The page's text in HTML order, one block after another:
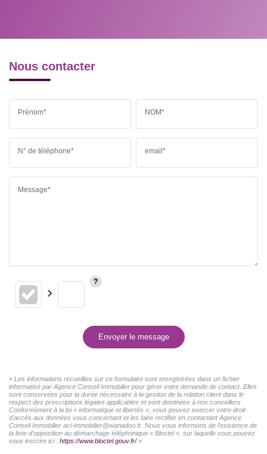
Nous contacter
Prénom* NOM*
N° de téléphone* email*
Message*
Envoyer le message
« Les informations recueillies sur ce formulaire sont enregistrées dans un fichier
informatisé par Agence Conseil Immobilier pour gérer votre demande de contact. Elles
sont conservées pour la durée nécessaire à la gestion de la relation client dans le
respect des prescriptions légales applicables et sont destinées à nos conseillers
Conformément à la loi « informatique et libertés », vous pouvez exercer votre droit
d'accès aux données vous concernant et les faire rectifier en contactant Agence
Conseil Immobilier aci-immobilier@wanadoo.fr. Nous vous informons de l'existence de
la liste d'opposition au démarchage téléphonique « Bloctel », sur laquelle vous pouvez
vous inscrire ici : https://www.bloctel.gouv.fr/»